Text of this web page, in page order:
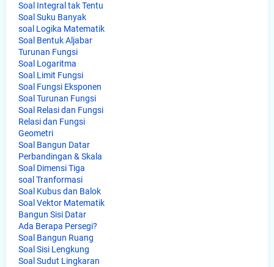
Soal Integral tak Tentu
Soal Suku Banyak
soal Logika Matematik
Soal Bentuk Aljabar
Turunan Fungsi
Soal Logaritma
Soal Limit Fungsi
Soal Fungsi Eksponen
Soal Turunan Fungsi
Soal Relasi dan Fungsi
Relasi dan Fungsi
Geometri
Soal Bangun Datar
Perbandingan & Skala
Soal Dimensi Tiga
soal Tranformasi
Soal Kubus dan Balok
Soal Vektor Matematik
Bangun Sisi Datar
Ada Berapa Persegi?
Soal Bangun Ruang
Soal Sisi Lengkung
Soal Sudut Lingkaran